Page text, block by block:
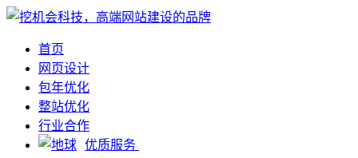
首页
网页设计
包年优化
整站优化
行业合作
优质服务